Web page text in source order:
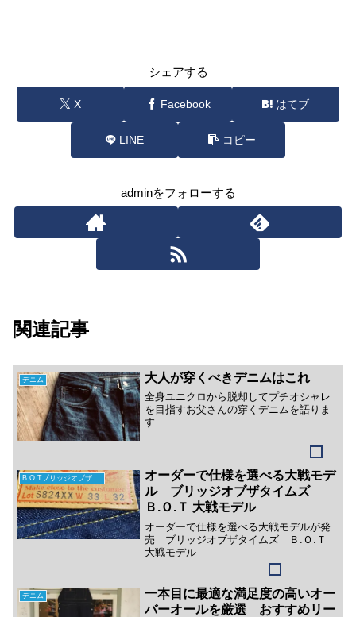
シェアする
X Facebook はてブ
LINE コピー
adminをフォローする
関連記事
デニム 大人が穿くべきデニムはこれ
全身ユニクロから脱却してプチオシャレ
を目指すお父さんの穿くデニムを語りま
す
オーダーで仕様を選べる大戦モデ
ル ブリッジオブザタイムズ
Ｂ.Ｏ.Ｔ 大戦モデル
オーダーで仕様を選べる大戦モデルが発
売 ブリッジオブザタイムズ Ｂ.Ｏ.Ｔ
大戦モデル
デニム
一本目に最適な満足度の高いオー
バーオールを厳選 おすすめリー